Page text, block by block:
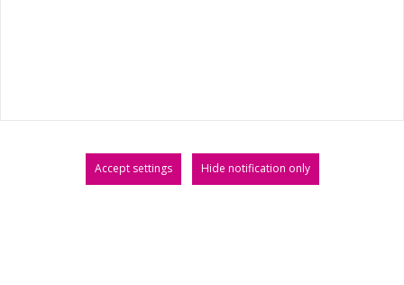
Accept settings Hide notification only